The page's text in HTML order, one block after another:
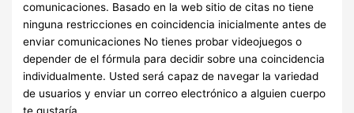
comunicaciones. Basado en la web sitio de citas no tiene
ninguna restricciones en coincidencia inicialmente antes de
enviar comunicaciones No tienes probar videojuegos o
depender de el fórmula para decidir sobre una coincidencia
individualmente. Usted será capaz de navegar la variedad
de usuarios y enviar un correo electrónico a alguien cuerpo